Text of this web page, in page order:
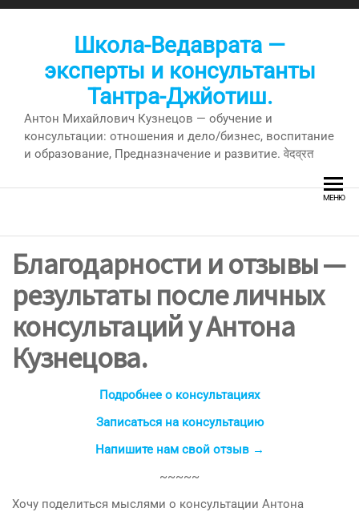
Перейти
Школа-Ведаврата —
эксперты и консультанты
Тантра-Джйотиш.
Антон Михайлович Кузнецов — обучение и
консультации: отношения и дело/бизнес, воспитание
и образование, Предназначение и развитие. वेदव्रत
МЕНЮ
Благодарности и отзывы —
результаты после личных
консультаций у Антона
Кузнецова.
Подробнее о консультациях
Записаться на консультацию
Напишите нам свой отзыв →
~~~~~
Хочу поделиться мыслями о консультации Антона